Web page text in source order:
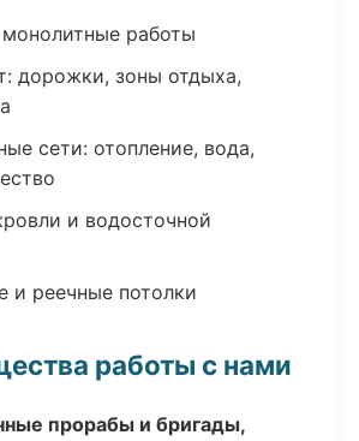
работы
дорожки, зоны отдыха,
сети: отопление, вода,
и водосточной
и реечные потолки
работы с нами
прорабы и бригады,